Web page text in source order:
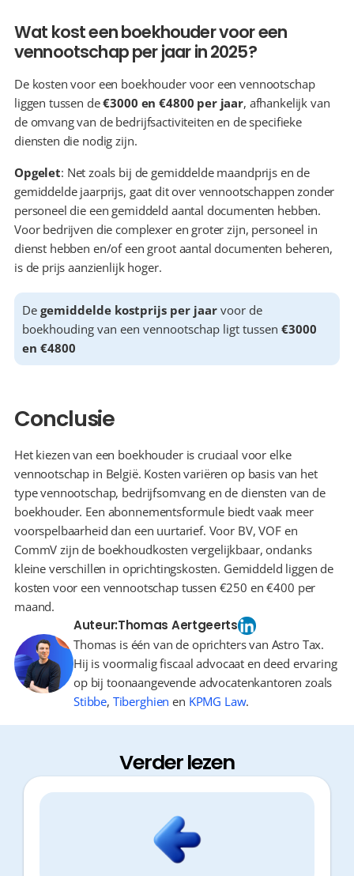
Wat kost een boekhouder voor een
vennootschap per jaar in 2025?
De kosten voor een boekhouder voor een vennootschap
liggen tussen de €3000 en €4800 per jaar, afhankelijk van
de omvang van de bedrijfsactiviteiten en de specifieke
diensten die nodig zijn.
Opgelet: Net zoals bij de gemiddelde maandprijs en de
gemiddelde jaarprijs, gaat dit over vennootschappen zonder
personeel die een gemiddeld aantal documenten hebben.
Voor bedrijven die complexer en groter zijn, personeel in
dienst hebben en/of een groot aantal documenten beheren,
is de prijs aanzienlijk hoger.
De gemiddelde kostprijs per jaar voor de
boekhouding van een vennootschap ligt tussen €3000
en €4800
Conclusie
Het kiezen van een boekhouder is cruciaal voor elke
vennootschap in België. Kosten variëren op basis van het
type vennootschap, bedrijfsomvang en de diensten van de
boekhouder. Een abonnementsformule biedt vaak meer
voorspelbaarheid dan een uurtarief. Voor BV, VOF en
CommV zijn de boekhoudkosten vergelijkbaar, ondanks
kleine verschillen in oprichtingskosten. Gemiddeld liggen de
kosten voor een vennootschap tussen €250 en €400 per
maand.
Auteur:Thomas Aertgeerts
Thomas is één van de oprichters van Astro Tax.
Hij is voormalig fiscaal advocaat en deed ervaring
op bij toonaangevende advocatenkantoren zoals
Stibbe, Tiberghien en KPMG Law.
Verder lezen